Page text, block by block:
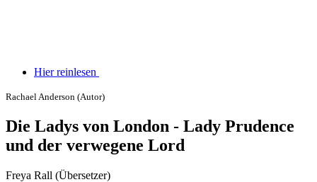
Hier reinlesen
Rachael Anderson (Autor)
Die Ladys von London - Lady Prudence
und der verwegene Lord
Freya Rall (Übersetzer)